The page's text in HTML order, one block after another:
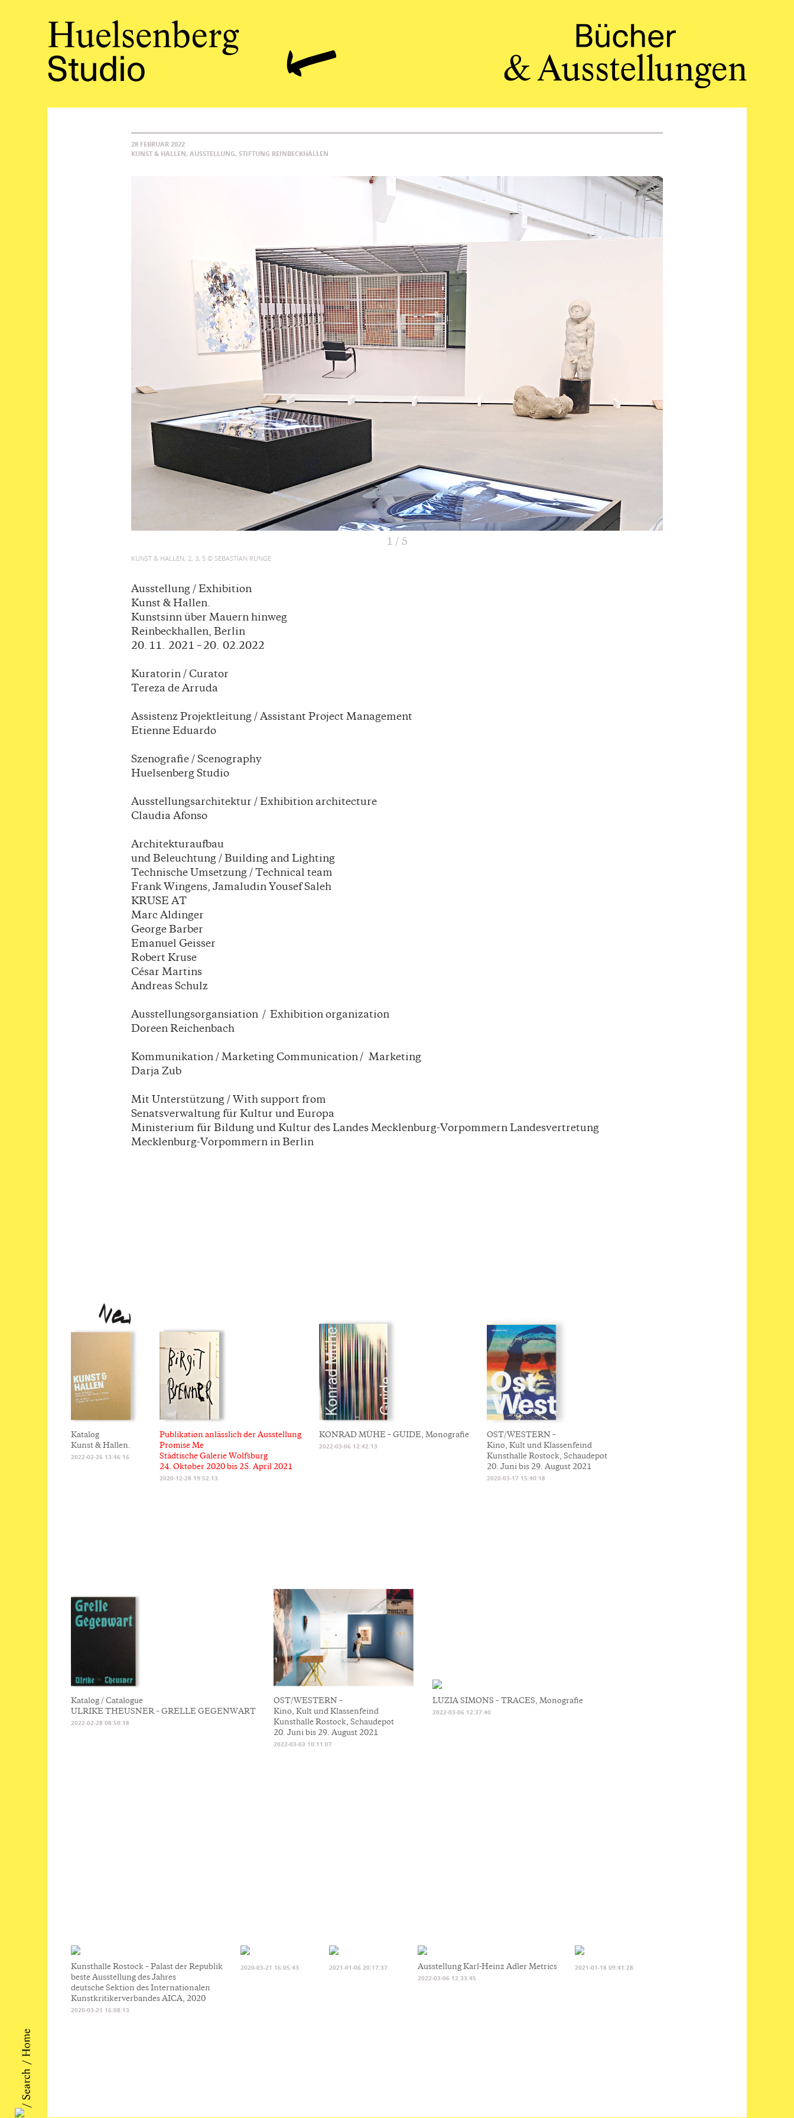
28 FEBRUAR 2022
KUNST & HALLEN, AUSSTELLUNG, STIFTUNG REINBECKHALLEN
1 / 5
KUNST & HALLEN, 2, 3, 5 © SEBASTIAN RUNGE
Ausstellung / Exhibition
Kunst & Hallen.
Kunstsinn über Mauern hinweg
Reinbeckhallen, Berlin
20. 11. 2021 – 20. 02.2022
Kuratorin / Curator
Tereza de Arruda
Assistenz Projektleitung / Assistant Project Management
Etienne Eduardo
Szenografie / Scenography
Huelsenberg Studio
Ausstellungsarchitektur / Exhibition architecture
Claudia Afonso
Architekturaufbau
und Beleuchtung / Building and Lighting
Technische Umsetzung / Technical team
Frank Wingens, Jamaludin Yousef Saleh
KRUSE AT
Marc Aldinger
George Barber
Emanuel Geisser
Robert Kruse
César Martins
Andreas Schulz
Ausstellungsorgansiation / Exhibition organization
Doreen Reichenbach
Kommunikation / Marketing Communication / Marketing
Darja Zub
Mit Unterstützung / With support from
Senatsverwaltung für Kultur und Europa
Ministerium für Bildung und Kultur des Landes Mecklenburg-Vorpommern Landesvertretung
Mecklenburg-Vorpommern in Berlin
Katalog
Kunst & Hallen.
2022-02-26 13:46:16
Publikation anlässlich der Ausstellung
Promise Me
Städtische Galerie Wolfsburg
24. Oktober 2020 bis 25. April 2021
2020-12-28 19:52:13
KONRAD MÜHE – GUIDE, Monografie
2022-03-06 12:42:13
OST/WESTERN –
Kino, Kult und Klassenfeind
Kunsthalle Rostock, Schaudepot
20. Juni bis 29. August 2021
2020-03-17 15:40:18
Katalog / Catalogue
ULRIKE THEUSNER – GRELLE GEGENWART
2022-02-28 08:50:18
OST/WESTERN –
Kino, Kult und Klassenfeind
Kunsthalle Rostock, Schaudepot
20. Juni bis 29. August 2021
2022-03-03 10:11:07
LUZIA SIMONS – TRACES, Monografie
2022-03-06 12:37:40
Kunsthalle Rostock – Palast der Republik
beste Ausstellung des Jahres
deutsche Sektion des Internationalen
Kunstkritikerverbandes AICA, 2020
2020-03-21 16:08:13
2020-03-21 16:05:43 2021-01-06 20:17:37 Ausstellung Karl-Heinz Adler Metrics
2022-03-06 12:33:45
2021-01-18 09:41:28